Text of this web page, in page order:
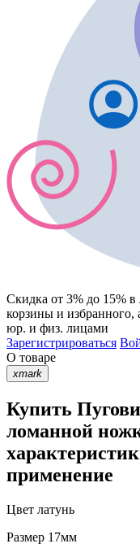
Скидка от 3% до 15% в
корзины и избранного,
юр. и физ. лицами
Зарегистрироваться
О товаре
xmark
Купить
ломанной
применение
Цвет латунь
Размер 17мм